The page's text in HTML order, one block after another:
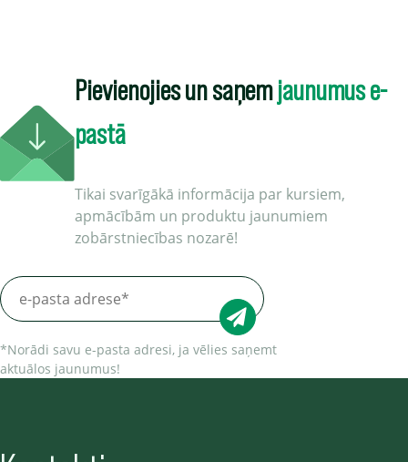
Pievienojies un saņemjaunumus e-
pastā
Tikai svarīgākā informācija par kursiem,
apmācībām un produktu jaunumiem
zobārstniecības nozarē!
*Norādi savu e-pasta adresi, ja vēlies saņemt
aktuālos jaunumus!